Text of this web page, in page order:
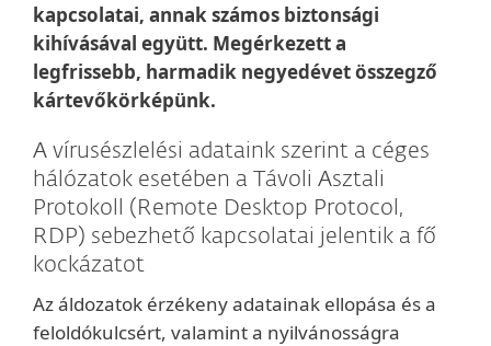
kapcsolatai, annak számos biztonsági
kihívásával együtt. Megérkezett a
legfrissebb, harmadik negyedévet összegző
kártevőkörképünk.
A vírusészlelési adataink szerint a céges
hálózatok esetében a Távoli Asztali
Protokoll (Remote Desktop Protocol,
RDP) sebezhető kapcsolatai jelentik a fő
kockázatot
Az áldozatok érzékeny adatainak ellopása és a
feloldókulcsért, valamint a nyilvánosságra